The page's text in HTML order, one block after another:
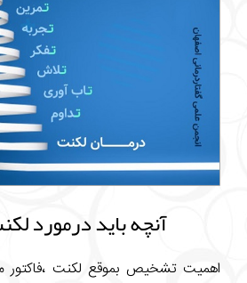
آنچه باید درمورد
اهمیت تشخیص بموقع لکنت ،فاکتور